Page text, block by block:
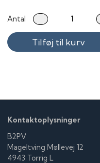
Antal
Tilføj til kurv
Kontaktoplysninger
B2PV
Mageltving Møllevej 12
4943 Torrig L